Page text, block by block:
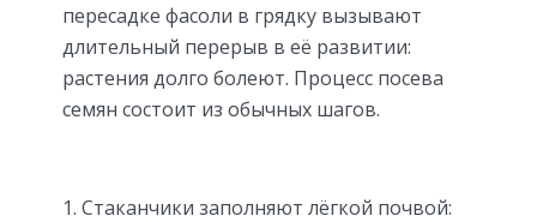
пересадке фасоли в грядку вызывают
длительный перерыв в её развитии:
растения долго болеют. Процесс посева
семян состоит из обычных шагов.
Стаканчики заполняют лёгкой почвой: